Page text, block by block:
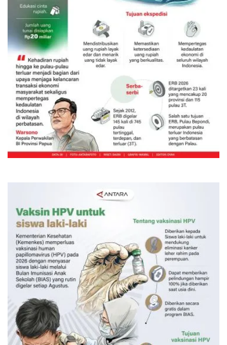
Ekspedisi Rupiah Berdaulat 2026
sambangi Papua
12 jam lalu